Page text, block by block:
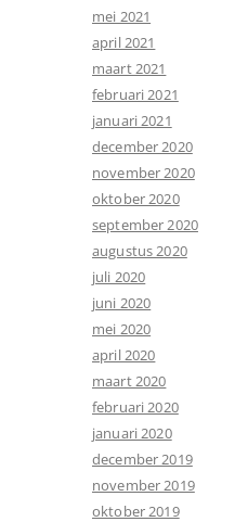
mei 2021
april 2021
maart 2021
februari 2021
januari 2021
december 2020
november 2020
oktober 2020
september 2020
augustus 2020
juli 2020
juni 2020
mei 2020
april 2020
maart 2020
februari 2020
januari 2020
december 2019
november 2019
oktober 2019